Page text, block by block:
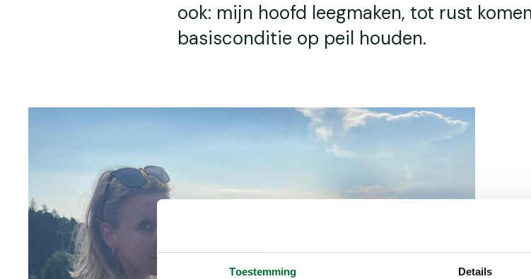
Toestemming Details
ook: mijn hoofd leegmaken, tot rust
basisconditie op peil houden.